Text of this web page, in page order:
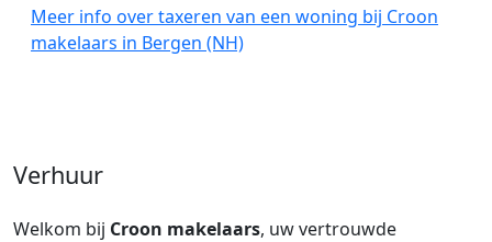
Meer info over taxeren van een woning bij Croon
makelaars in Bergen (NH)
Verhuur
Welkom bij Croon makelaars, uw vertrouwde